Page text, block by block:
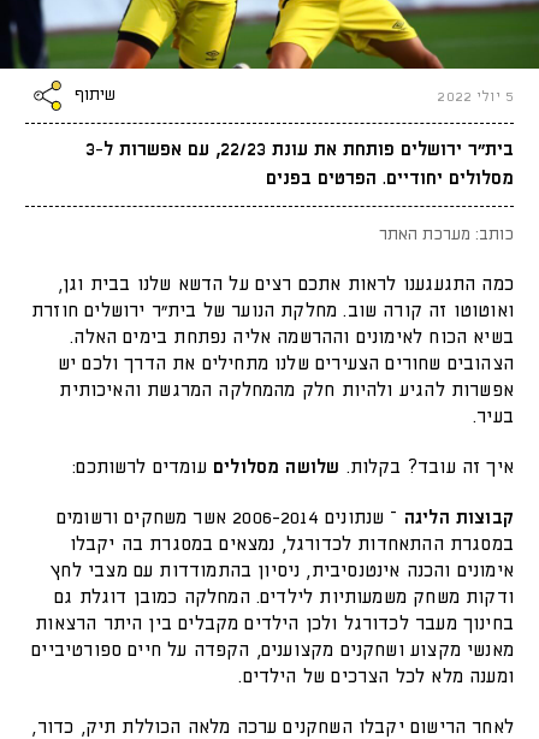
5 יולי 2022 שיתוף
בית״ר ירושלים פותחת את עונת 22/23, עם אפשרות ל-3
מסלולים יחודיים. הפרטים בפנים
כותב: מערכת האתר
כמה התגעגענו לראות אתכם רצים על הדשא שלנו בבית וגן,
ואוטוטו זה קורה שוב. מחלקת הנוער של בית״ר ירושלים חוזרת
בשיא הכוח לאימונים וההרשמה אליה נפתחת בימים האלה.
הצהובים שחורים הצעירים שלנו מתחילים את הדרך ולכם יש
אפשרות להגיע ולהיות חלק מהמחלקה המרגשת והאיכותית
בעיר.
איך זה עובד? בקלות. שלושה מסלולים עומדים לרשותכם:
קבוצות הליגה
– שנתונים 2006-2014 אשר משחקים ורשומים
במסגרת ההתאחדות לכדורגל, נמצאים במסגרת בה יקבלו
אימונים והכנה אינטנסיבית, ניסיון בהתמודדות עם מצבי לחץ
ודקות משחק משמעותיות לילדים. המחלקה כמובן דוגלת גם
בחינוך מעבר לכדורגל ולכן הילדים מקבלים בין היתר הרצאות
מאנשי מקצוע ושחקנים מקצוענים, הקפדה על חיים ספורטיביים
ומענה מלא לכל הצרכים של הילדים.
לאחר הרישום יקבלו השחקנים ערכה מלאה הכוללת תיק, כדור,